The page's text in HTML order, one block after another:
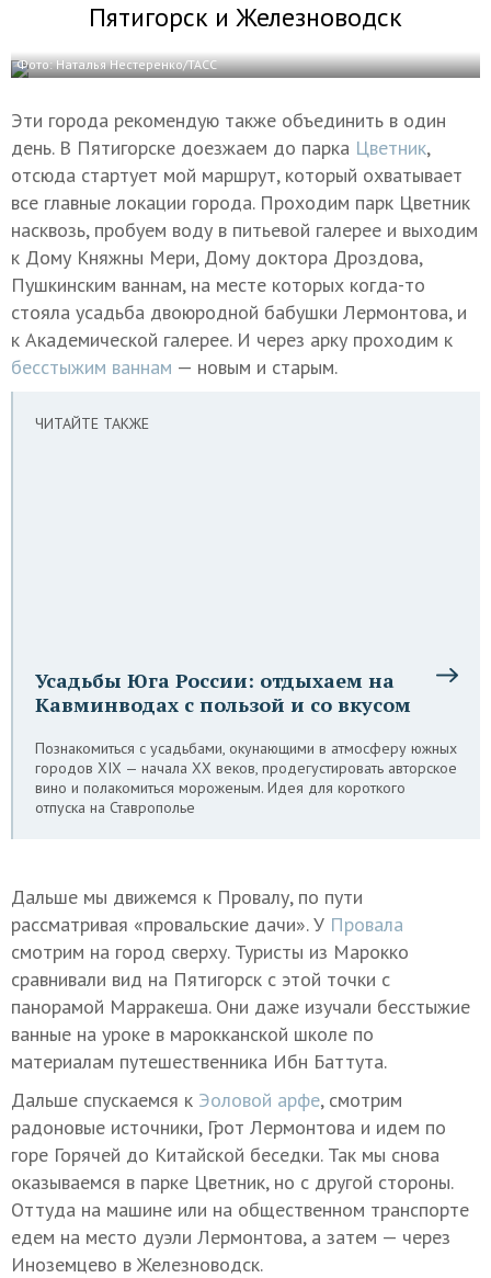
Пятигорск и Железноводск
Фото: Наталья Нестеренко/ТАСС
Эти города рекомендую также объединить в один
день. В Пятигорске доезжаем до парка Цветник,
отсюда стартует мой маршрут, который охватывает
все главные локации города. Проходим парк Цветник
насквозь, пробуем воду в питьевой галерее и выходим
к Дому Княжны Мери, Дому доктора Дроздова,
Пушкинским ваннам, на месте которых когда-то
стояла усадьба двоюродной бабушки Лермонтова, и
к Академической галерее. И через арку проходим к
бесстыжим ваннам — новым и старым.
ЧИТАЙТЕ ТАКЖЕ
Усадьбы Юга России: отдыхаем на
Кавминводах с пользой и со вкусом
Познакомиться с усадьбами, окунающими в атмосферу южных
городов XIX — начала XX веков, продегустировать авторское
вино и полакомиться мороженым. Идея для короткого
отпуска на Ставрополье
Дальше мы движемся к Провалу, по пути
рассматривая «провальские дачи». У Провала
смотрим на город сверху. Туристы из Марокко
сравнивали вид на Пятигорск с этой точки с
панорамой Марракеша. Они даже изучали бесстыжие
ванные на уроке в марокканской школе по
материалам путешественника Ибн Баттута.
Дальше спускаемся к Эоловой арфе, смотрим
радоновые источники, Грот Лермонтова и идем по
горе Горячей до Китайской беседки. Так мы снова
оказываемся в парке Цветник, но с другой стороны.
Оттуда на машине или на общественном транспорте
едем на место дуэли Лермонтова, а затем — через
Иноземцево в Железноводск.